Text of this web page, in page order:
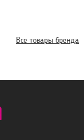
Все товары бренда